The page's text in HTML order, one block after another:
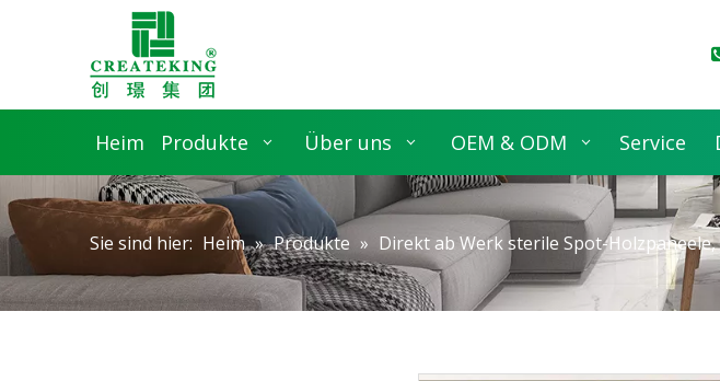
Heim Produkte Über uns OEM & ODM Service
Sie sind hier: Heim » Produkte » Direkt ab Werk sterile Spot-